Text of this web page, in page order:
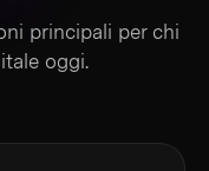
principali per chi
oggi.